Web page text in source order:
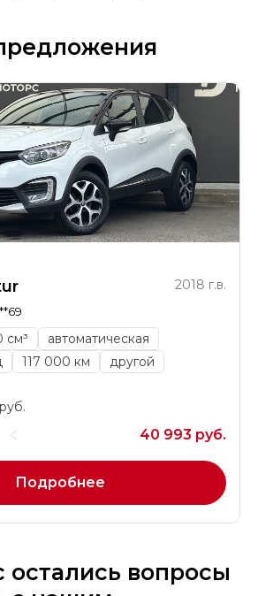
2018 г.в.
см³
автоматическая
117 000 км другой
40 993 руб.
Подробнее
остались вопросы